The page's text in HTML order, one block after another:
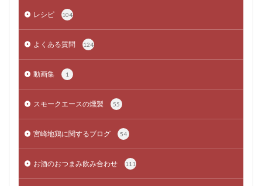
レシピ 104
よくある質問 124
動画集 1
スモークエースの燻製 55
宮崎地鶏に関するブログ 54
お酒のおつまみ飲み合わせ 111